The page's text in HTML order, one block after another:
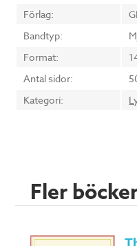
Förlag:
Bandtyp:
Format:
Antal sidor:
Kategori:
Fler